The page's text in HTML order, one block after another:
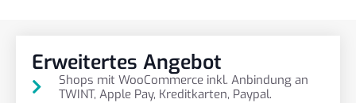
Erweitertes Angebot
Shops mit WooCommerce inkl. Anbindung an
TWINT, Apple Pay, Kreditkarten, Paypal.